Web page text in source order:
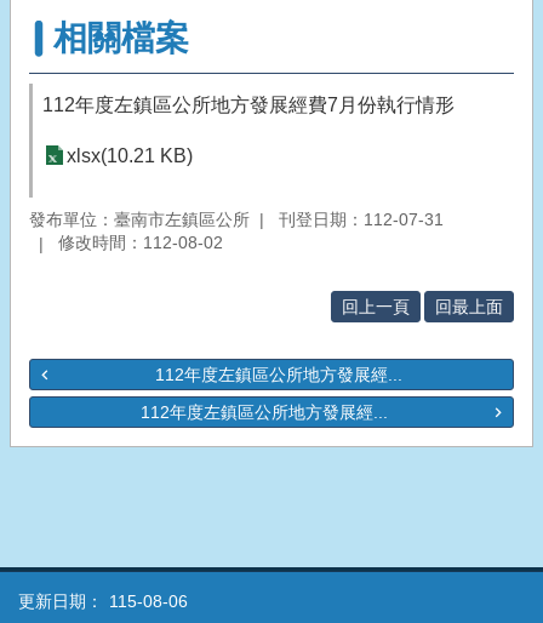
相關檔案
112年度左鎮區公所地方發展經費7月份執行情形
xlsx(10.21 KB)
發布單位：臺南市左鎮區公所
刊登日期：112-07-31
修改時間：112-08-02
回上一頁 回最上面
112年度左鎮區公所地方發展經...
112年度左鎮區公所地方發展經...
更新日期： 115-08-06